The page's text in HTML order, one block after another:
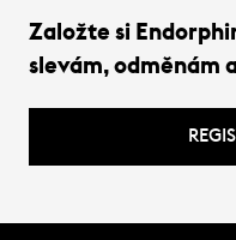
Založte si
slevám, odměnám